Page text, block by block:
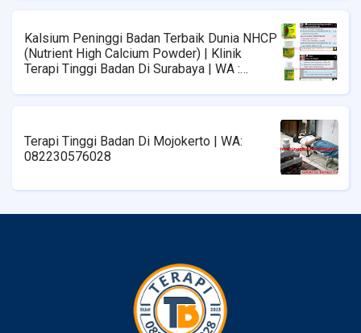
Kalsium Peninggi Badan Terbaik Dunia NHCP
(Nutrient High Calcium Powder) | Klinik
Terapi Tinggi Badan Di Surabaya | WA :
Terapi Tinggi Badan Di Mojokerto | WA:
082230576028